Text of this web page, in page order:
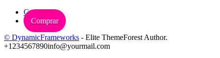
Carrinho
Comprar
© DynamicFrameworks - Elite ThemeForest Author.
+1234567890info@yourmail.com